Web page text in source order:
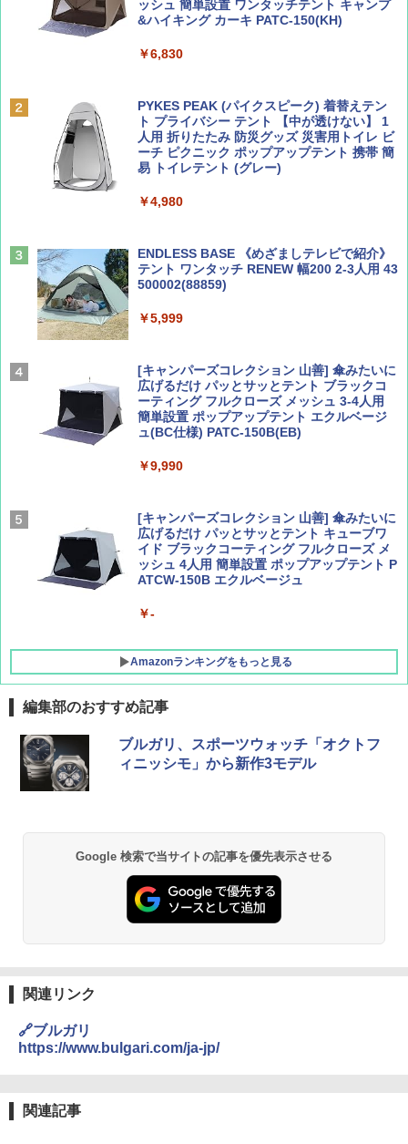
￥1,500
￥713
AIRLINE（エアライン）2026年9月号【特
集】ボーイング110周年を祝して！
￥1,760
￥2,079
￥2,695
球の歩き方A ヨーロッパ
ァキア 2026～2027 地球の歩き方A ヨーロッ
￥2,277
新しい日本地理 地図・統計・移動から読み
解く (講談社現代新書)
￥1,540
ッシュ 簡単設置 ワンタッチテント キャンプ
&ハイキング カーキ PATC-150(KH)
￥6,830
PYKES PEAK (パイクスピーク) 着替えテン
ト プライバシー テント 【中が透けない】 1
人用 折りたたみ 防災グッズ 災害用トイレ ビ
ーチ ピクニック ポップアップテント 携帯 簡
易 トイレテント (グレー)
￥4,980
ENDLESS BASE 《めざましテレビで紹介》
テント ワンタッチ RENEW 幅200 2-3人用 43
500002(88859)
￥5,999
[キャンパーズコレクション 山善] 傘みたいに
広げるだけ パッとサッとテント ブラックコ
ーティング フルクローズ メッシュ 3-4人用
簡単設置 ポップアップテント エクルベージ
ュ(BC仕様) PATC-150B(EB)
￥9,990
[キャンパーズコレクション 山善] 傘みたいに
広げるだけ パッとサッとテント キューブワ
イド ブラックコーティング フルクローズ メ
ッシュ 4人用 簡単設置 ポップアップテント P
ATCW-150B エクルベージュ
￥-
Amazonランキングをもっと見る
熊撃退スプレー 熊よけスプレー 熊スプレー
【日本企業販売】超強力クマ対策スプレー 30
0ml（連続噴射30秒）110ml（連続噴射15
防災用品 長期保存可能 緊急時用 日本国内発
￥3,680
026リニューアル 急速冷凍 空間倍増 衛生的
BUNDOK(バンドック)ソロ ドーム 1 EX BDK
編集部のおすすめ記事
ブルガリ、スポーツウォッチ「オクトフ
ィニッシモ」から新作3モデル
Google 検索で当サイトの記事を優先表示させる
関連リンク
🔗ブルガリ
https://www.bulgari.com/ja-jp/
関連記事